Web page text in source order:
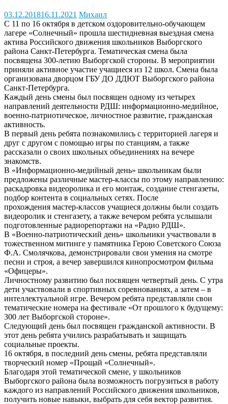
03.12.201816.11.2021 Михаил
С 11 по 16 октября в детском оздоровительно-обучающем
лагере «Солнечный» прошла шестидневная выездная смена
актива Российского движения школьников Выборгского
района Санкт-Петербурга. Тематическая смена была
посвящена 300-летию Выборгской стороны. В мероприятии
приняли активное участие учащиеся из 12 школ. Смена была
организована дворцом ГБУ ДО ДДЮТ Выборгского района
Санкт-Петербурга.
Каждый день смены был посвящен одному из четырех
направлений деятельности РДШ: информационно-медийное,
военно-патриотическое, личностное развитие, гражданская
активность.
В первый день ребята познакомились с территорией лагеря и
друг с другом с помощью игры по станциям, а также
рассказали о своих школьных объединениях на вечере
знакомств.
В «Информационно-медийный день» школьникам были
предложены различные мастер-классы по этому направлению:
раскадровка видеоролика и его монтаж, создание стенгазеты,
подбор контента в социальных сетях. После
прохождения мастер-классов учащиеся должны были создать
видеоролик и стенгазету, а также вечером ребята услышали
подготовленные радиорепортажи на «Радио РДШ».
В «Военно-патриотический день» школьники участвовали в
тожественном митинге у памятника Герою Советского Союза
Ф.А. Смолячкова, демонстрировали свои умения на смотре
песни и строя, а вечер завершился кинопросмотром фильма
«Офицеры».
Личностному развитию был посвящен четвертый день. С утра
дети участвовали в спортивных соревнованиях, а затем – в
интеллектуальной игре. Вечером ребята представляли свои
тематические номера на фестивале «От прошлого к будущему:
300 лет Выборгской стороне».
Следующий день был посвящен гражданской активности. В
этот день ребята учились разрабатывать и защищать
социальные проекты.
16 октября, в последний день смены, ребята представляли
творческий номер «Прощай «Солнечный».
Благодаря этой тематической смене, у школьников
Выборгского района была возможность погрузиться в работу
каждого из направлений Российского движения школьников,
получить новые навыки, выбрать для себя вектор развития.